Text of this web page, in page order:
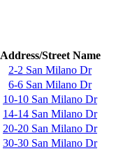
Address/Street Name
2-2 San Milano Dr
6-6 San Milano Dr
10-10 San Milano Dr
14-14 San Milano Dr
20-20 San Milano Dr
30-30 San Milano Dr